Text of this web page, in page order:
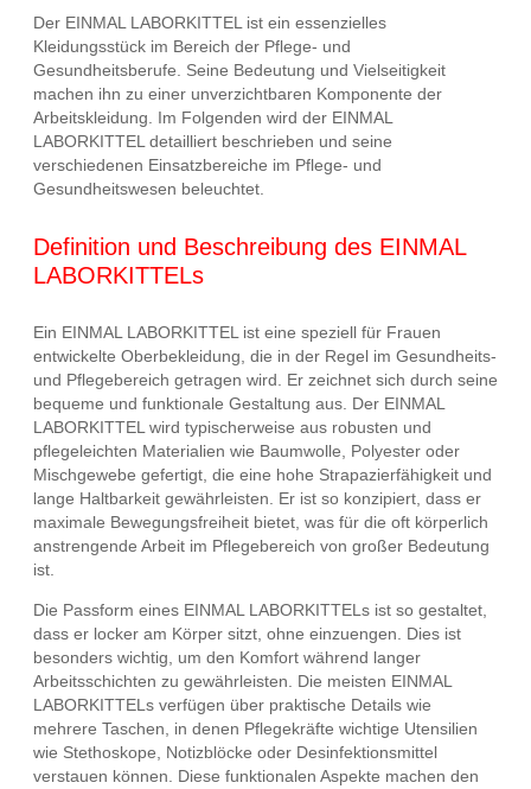
Der EINMAL LABORKITTEL ist ein essenzielles
Kleidungsstück im Bereich der Pflege- und
Gesundheitsberufe. Seine Bedeutung und Vielseitigkeit
machen ihn zu einer unverzichtbaren Komponente der
Arbeitskleidung. Im Folgenden wird der EINMAL
LABORKITTEL detailliert beschrieben und seine
verschiedenen Einsatzbereiche im Pflege- und
Gesundheitswesen beleuchtet.
Definition und Beschreibung des EINMAL
LABORKITTELs
Ein EINMAL LABORKITTEL ist eine speziell für Frauen
entwickelte Oberbekleidung, die in der Regel im Gesundheits-
und Pflegebereich getragen wird. Er zeichnet sich durch seine
bequeme und funktionale Gestaltung aus. Der EINMAL
LABORKITTEL wird typischerweise aus robusten und
pflegeleichten Materialien wie Baumwolle, Polyester oder
Mischgewebe gefertigt, die eine hohe Strapazierfähigkeit und
lange Haltbarkeit gewährleisten. Er ist so konzipiert, dass er
maximale Bewegungsfreiheit bietet, was für die oft körperlich
anstrengende Arbeit im Pflegebereich von großer Bedeutung
ist.
Die Passform eines EINMAL LABORKITTELs ist so gestaltet,
dass er locker am Körper sitzt, ohne einzuengen. Dies ist
besonders wichtig, um den Komfort während langer
Arbeitsschichten zu gewährleisten. Die meisten EINMAL
LABORKITTELs verfügen über praktische Details wie
mehrere Taschen, in denen Pflegekräfte wichtige Utensilien
wie Stethoskope, Notizblöcke oder Desinfektionsmittel
verstauen können. Diese funktionalen Aspekte machen den